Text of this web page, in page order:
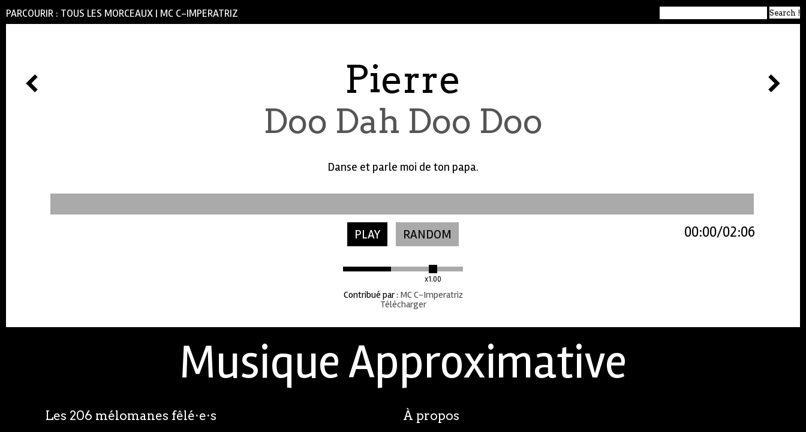
PARCOURIR : TOUS LES MORCEAUX | MC C-IMPERATRIZ
Pierre
Doo Dah Doo Doo
Danse et parle moi de ton papa.
PLAY RANDOM
x1.00
02:06
00:00
Contribué par: MC C-Imperatriz
Télécharger
Musique Approximative
À propos
Les 206 mélomanes fêlé⋅e⋅s